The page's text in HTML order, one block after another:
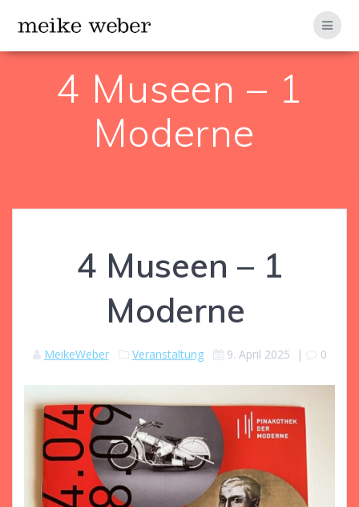
4 Museen – 1
Moderne
4 Museen – 1
Moderne
MeikeWeber Veranstaltung 9. April 2025 | 0